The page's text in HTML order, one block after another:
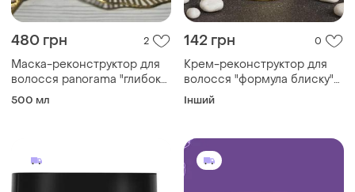
480 грн 2
Маска-реконструктор для
волосся panorama "глибоке
відновлення", 500 мл
500 мл
142 грн 0
Крем-реконструктор для
волосся "формула блиску"
soika, 150 мл
Інший